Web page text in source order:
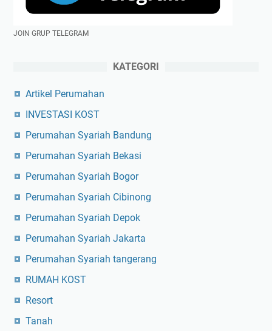
JOIN GRUP TELEGRAM
KATEGORI
Artikel Perumahan
INVESTASI KOST
Perumahan Syariah Bandung
Perumahan Syariah Bekasi
Perumahan Syariah Bogor
Perumahan Syariah Cibinong
Perumahan Syariah Depok
Perumahan Syariah Jakarta
Perumahan Syariah tangerang
RUMAH KOST
Resort
Tanah